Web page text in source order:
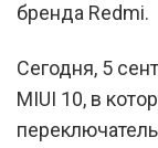
бренда Redmi.
Сегодня, 5
MIUI 10, в